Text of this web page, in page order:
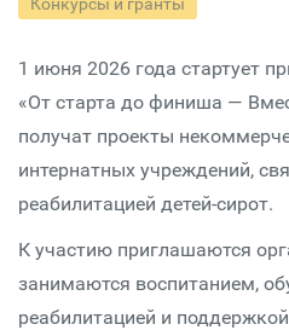
1 июня 2026 года стартует
«От старта до финиша —
получат проекты
интернатных учреждений,
реабилитацией детей-сирот.
К участию приглашаются
занимаются воспитанием,
реабилитацией и